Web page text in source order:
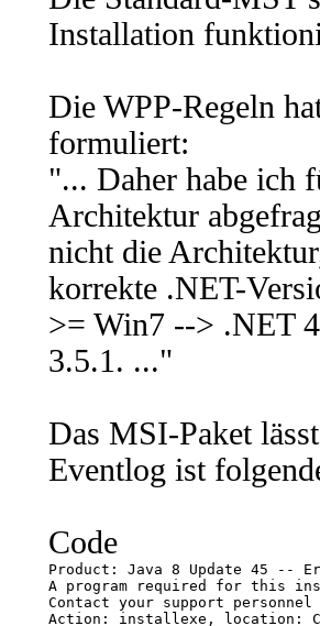
Installation
Die WPP-Regeln
formuliert:
"... Daher habe ich
Architektur
nicht die
korrekte .NET-
>= Win7 --> .NET
3.5.1. ..."
Das MSI-Paket
Eventlog ist
Code
Product: Java 8 Update 45 --
A program required for this
Contact your support personnel
Action: installexe, location: